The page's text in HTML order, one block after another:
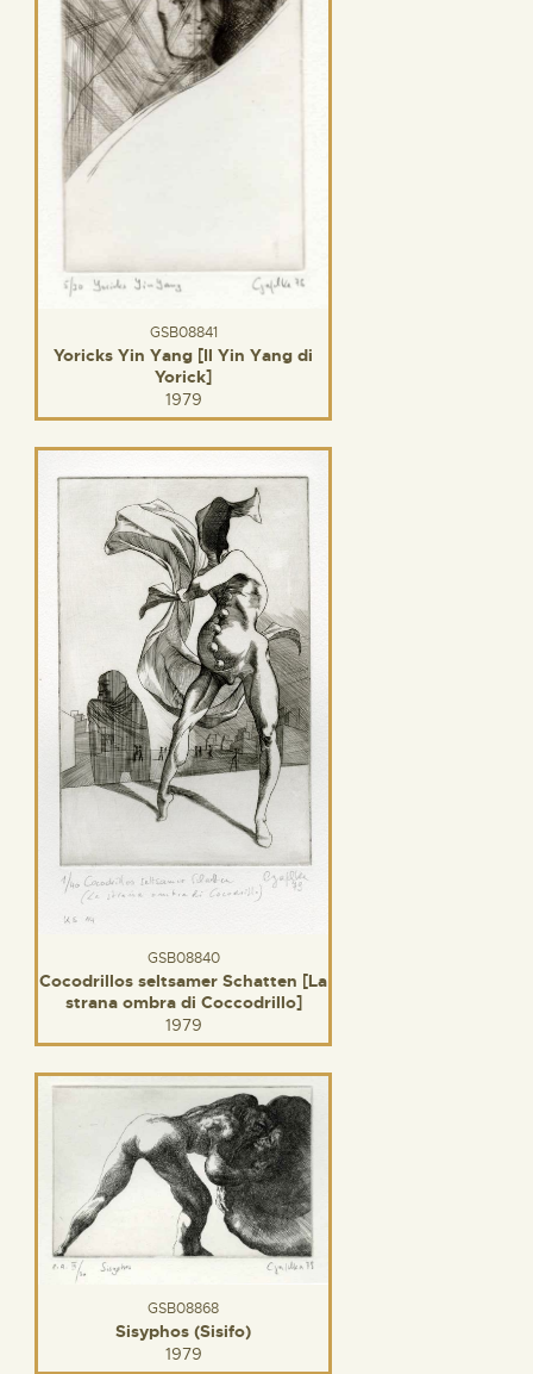
GSB08841
Yoricks Yin Yang [Il Yin Yang di
Yorick]
1979
GSB08840
Cocodrillos seltsamer Schatten [La
strana ombra di Coccodrillo]
1979
GSB08868
Sisyphos (Sisifo)
1979